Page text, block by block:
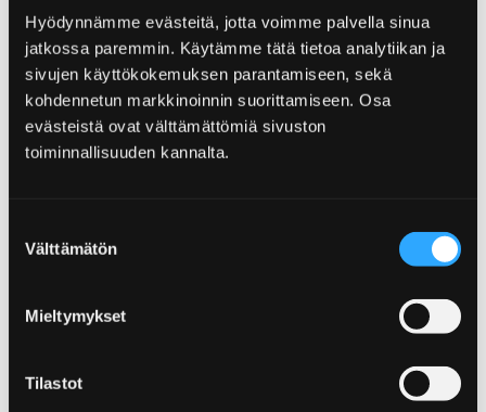
Hyödynnämme evästeitä, jotta voimme palvella sinua
jatkossa paremmin. Käytämme tätä tietoa analytiikan ja
sivujen käyttökokemuksen parantamiseen, sekä
kohdennetun markkinoinnin suorittamiseen. Osa
evästeistä ovat välttämättömiä sivuston
toiminnallisuuden kannalta.
valinta
Välttämätön
Mieltymykset
Tilastot
Home Yyteri
Natur und Wandern in Yyteri
Aussichtstürme in Yyteri
Aussichtstürme in Yyteri
Von den Wanderwegen entlang der Küste des
Vögeln sehr beliebten Wiesen, Wattgebiete,
Natur und Wandern in Yyteri